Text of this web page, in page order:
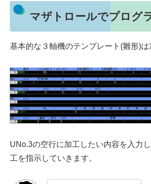
マザトロールでプログ
基本的な３軸機のテンプレート(雛形)は
UNo.3の空行に加工したい内容を入力
工を指示していきます。